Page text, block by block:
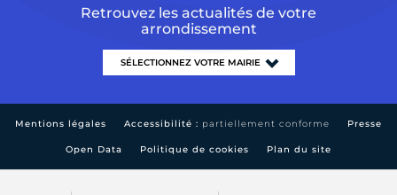
Retrouvez les actualités de votre
arrondissement
Mentions légales Accessibilité : partiellement conforme Presse
Open Data Politique de cookies Plan du site